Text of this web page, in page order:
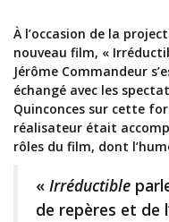
À l’occasion de la
nouveau film, «
Jérôme Commandeur
échangé avec les
Quinconces sur cette
réalisateur était
rôles du film, dont
« Irréductible
de repères et de